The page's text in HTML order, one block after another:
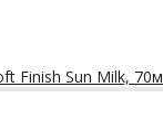
Finish Sun Milk,